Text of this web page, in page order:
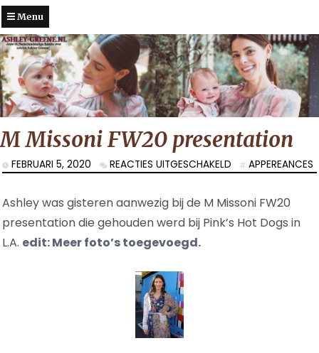
Menu
M Missoni FW20 presentation
FEBRUARI 5, 2020 REACTIES UITGESCHAKELD VOOR
M
FW20
PRESENTATION
APPEREANCES
Ashley was gisteren aanwezig bij de M Missoni FW20
presentation die gehouden werd bij Pink’s Hot Dogs in
L.A. edit: Meer foto’s toegevoegd.